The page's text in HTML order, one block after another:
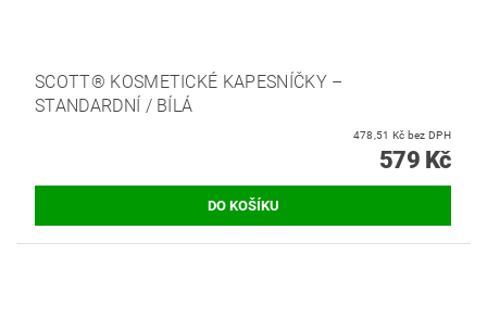
SCOTT® KOSMETICKÉ KAPESNÍČKY –
STANDARDNÍ / BÍLÁ
478,51 Kč bez DPH
579 Kč